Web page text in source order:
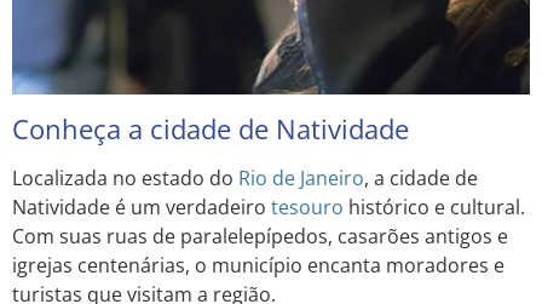
Conheça a cidade de Natividade
Localizada no estado do Rio de Janeiro, a cidade de
Natividade é um verdadeiro tesouro histórico e cultural.
Com suas ruas de paralelepípedos, casarões antigos e
igrejas centenárias, o município encanta moradores e
turistas que visitam a região.